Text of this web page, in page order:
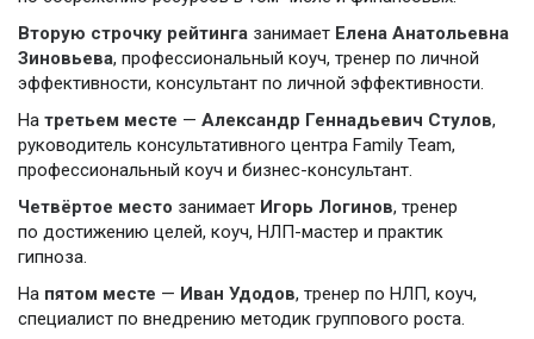
Вторую строчку рейтинга занимает Елена Анатольевна
Зиновьева, профессиональный коуч, тренер по личной
эффективности, консультант по личной эффективности.
На третьем месте — Александр Геннадьевич Стулов,
руководитель консультативного центра Family Team,
профессиональный коуч и бизнес-консультант.
Четвёртое место занимает Игорь Логинов, тренер
по достижению целей, коуч, НЛП-мастер и практик
гипноза.
На пятом месте — Иван Удодов, тренер по НЛП, коуч,
специалист по внедрению методик группового роста.